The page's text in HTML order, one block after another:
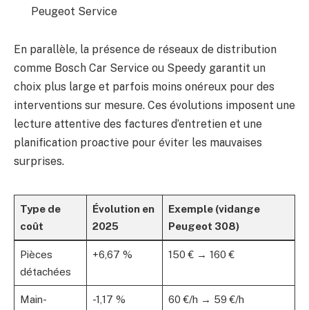
Peugeot Service
En parallèle, la présence de réseaux de distribution
comme Bosch Car Service ou Speedy garantit un
choix plus large et parfois moins onéreux pour des
interventions sur mesure. Ces évolutions imposent une
lecture attentive des factures d’entretien et une
planification proactive pour éviter les mauvaises
surprises.
Type de
coût
Évolution en
2025
Exemple (vidange
Peugeot 308)
Pièces
détachées
+6,67 % 150 € → 160 €
Main-
-1,17 % 60 €/h → 59 €/h